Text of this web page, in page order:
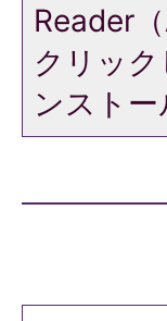
Reader
クリッ
ンストー